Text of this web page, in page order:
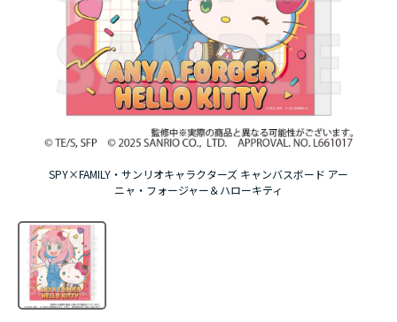
アニメ『僕のヒーローアカデミア』10周年
ハイキュー!!ジャージ＆ユニフォーム
『無職転生Ⅲ ～異世界行ったら本気だす～』
『ふつつかな悪女ではございますが ～雛宮蝶鼠と
SPY×FAMILY・サンリオキャラクターズ キャンバスボード アー
ニャ・フォージャー＆ハローキティ